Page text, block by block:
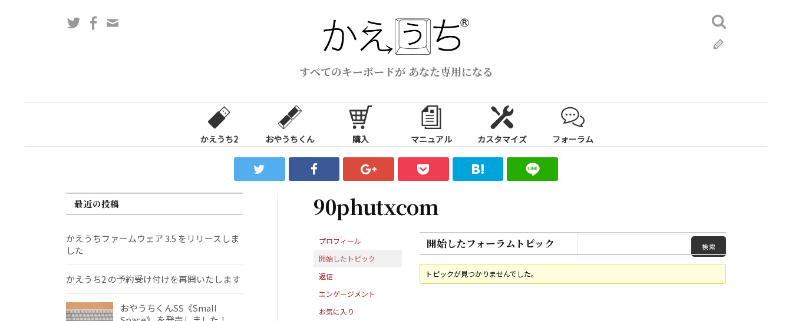
ス
すべてのキーボードが あなた専用になる
TwitterFacebook
検
索:
かえうち2 おやうちくん 購入 マニュアル カスタマイズ フォーラム
90phutxcom
プロフィール
開始したトピック
返信
エンゲージメント
お気に入り
開始したフォーラムトピック
トピックが見つかりませんでした。
最近の投稿
かえうちファームウェア 3.5 をリリースしま
した
かえうち2 の予約受け付けを再開いたします
おやうちくんSS《Small